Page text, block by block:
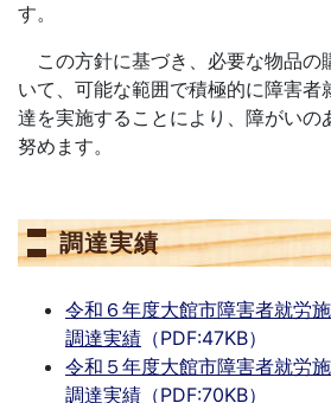
す。
この方針に基づき、必要な物品の
いて、可能な範囲で積極的に障害者
達を実施することにより、障がいの
努めます。
調達実績
令和６年度大館市障害者就労
調達実績 （PDF:47KB）
令和５年度大館市障害者就労
調達実績 （PDF:70KB）